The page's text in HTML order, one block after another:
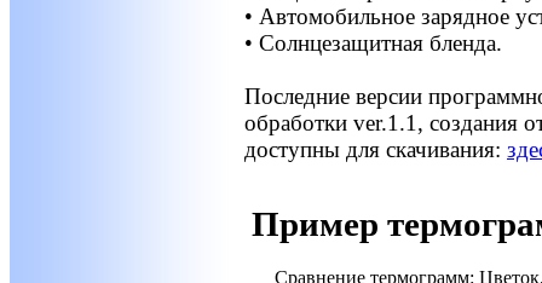
• Автомобильное зарядное
• Солнцезащитная бленда.
Последние версии
обработки ver.1.1, создания
доступны для скачивания:
Пример
Сравнение термограмм: